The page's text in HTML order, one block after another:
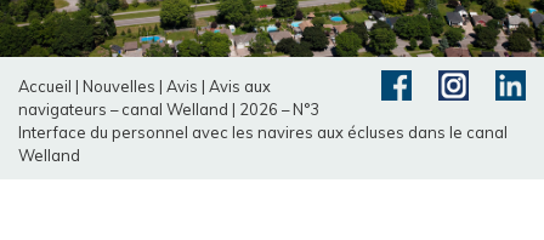
Accueil | Nouvelles | Avis | Avis aux
navigateurs – canal Welland | 2026 – N°3
Interface du personnel avec les navires aux écluses dans le canal
Welland